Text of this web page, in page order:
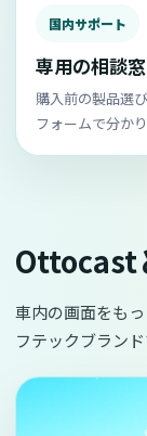
国内サポート
専用の相談
購入前の製品選
フォームで分か
Ottocast
車内の画面をも
フテックブランド